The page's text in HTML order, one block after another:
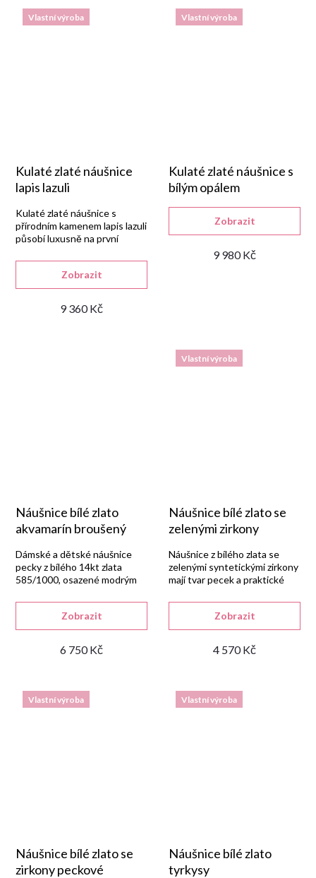
Vlastní výroba
Kulaté zlaté náušnice
lapis lazuli
9 360 Kč
Zobrazit
Kulaté zlaté náušnice s
přírodním kamenem lapis lazuli
působí luxusně na první
Vlastní výroba
Kulaté zlaté náušnice s
bílým opálem
9 980 Kč
Zobrazit
Náušnice bílé zlato
akvamarín broušený
6 750 Kč
Zobrazit
Dámské a dětské náušnice
pecky z bílého 14kt zlata
585/1000, osazené modrým
tvaru špicoválu se
šroubkovým uzávěrem.
Vlastní výroba
Náušnice bílé zlato se
zelenými zirkony
4 570 Kč
Zobrazit
Náušnice z bílého zlata se
zelenými syntetickými zirkony
mají tvar pecek a praktické
Vlastní výroba
Náušnice bílé zlato se
zirkony peckové
Vlastní výroba
Náušnice bílé zlato
tyrkysy